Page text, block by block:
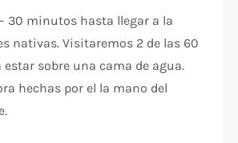
30 minutos hasta llegar a la
nativas. Visitaremos 2 de las 60
sobre una cama de agua.
hechas por el la mano del